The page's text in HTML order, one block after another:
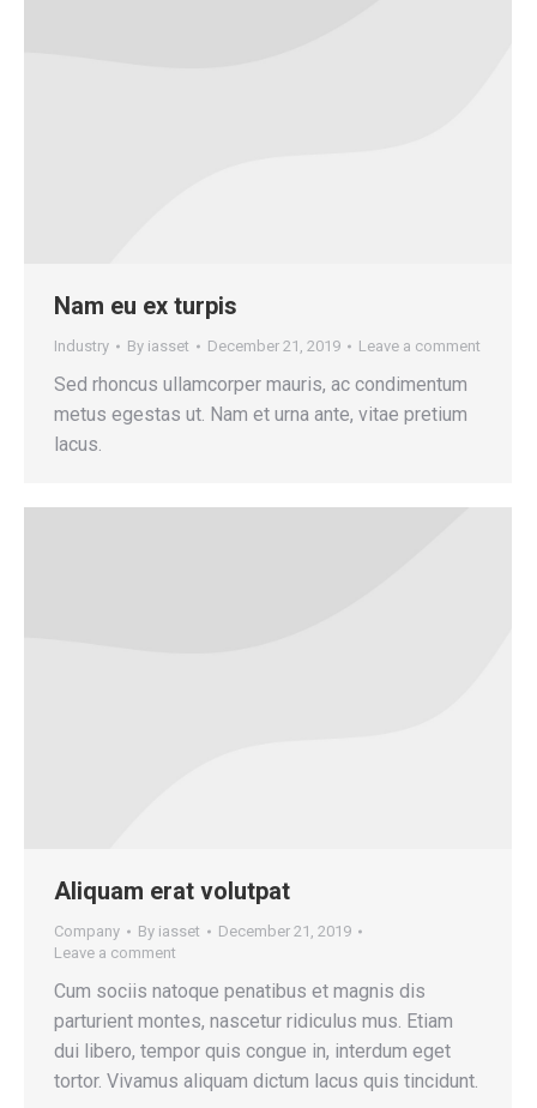
Nam eu ex turpis
Industry By iasset December 21, 2019 Leave a comment
Sed rhoncus ullamcorper mauris, ac condimentum
metus egestas ut. Nam et urna ante, vitae pretium
lacus.
Aliquam erat volutpat
Company By iasset
December 21, 2019
Leave a comment
Cum sociis natoque penatibus et magnis dis
parturient montes, nascetur ridiculus mus. Etiam
dui libero, tempor quis congue in, interdum eget
tortor. Vivamus aliquam dictum lacus quis tincidunt.